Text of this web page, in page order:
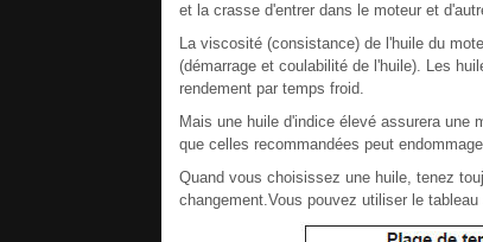
et la crasse d'entrer dans le moteur et
La viscosité (consistance) de l'huile du
(démarrage et coulabilité de l'huile). Les
rendement par temps froid.
Mais une huile d'indice élevé assurera
que celles recommandées peut
Quand vous choisissez une huile, tenez
changement.Vous pouvez utiliser le